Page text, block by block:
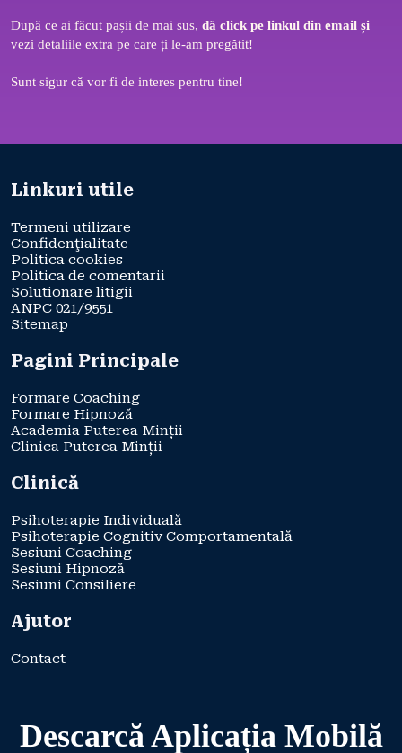
După ce ai făcut pașii de mai sus, dă click pe linkul din email și
vezi detaliile extra pe care ți le-am pregătit!
Sunt sigur că vor fi de interes pentru tine!
Linkuri utile
Termeni utilizare
Confidenţialitate
Politica cookies
Politica de comentarii
Solutionare litigii
ANPC 021/9551
Sitemap
Pagini Principale
Formare Coaching
Formare Hipnoză
Academia Puterea Minții
Clinica Puterea Minții
Clinică
Psihoterapie Individuală
Psihoterapie Cognitiv Comportamentală
Sesiuni Coaching
Sesiuni Hipnoză
Sesiuni Consiliere
Ajutor
Contact
Descarcă Aplicația Mobilă